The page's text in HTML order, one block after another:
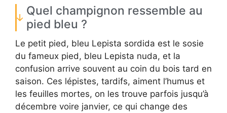
Quel champignon ressemble au
pied bleu ?
Le petit pied, bleu Lepista sordida est le sosie
du fameux pied, bleu Lepista nuda, et la
confusion arrive souvent au coin du bois tard en
saison. Ces lépistes, tardifs, aiment l’humus et
les feuilles mortes, on les trouve parfois jusqu’à
décembre voire janvier, ce qui change des